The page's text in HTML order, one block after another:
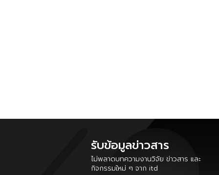
รับข้อมูลข่าวสาร
ไม่พลาดบทความงานวิจัย ข่าวสาร และ
กิจกรรมใหม่ ๆ จาก itd